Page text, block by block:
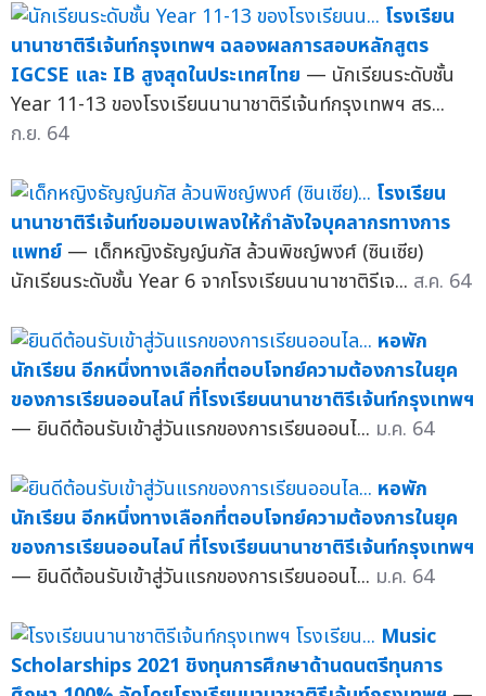
โรงเรียน
นานาชาติรีเจ้นท์กรุงเทพฯ ฉลองผลการสอบหลักสูตร
IGCSE และ IB สูงสุดในประเทศไทย — นักเรียนระดับชั้น
Year 11-13 ของโรงเรียนนานาชาติรีเจ้นท์กรุงเทพฯ สร...
ก.ย. 64
โรงเรียน
นานาชาติรีเจ้นท์ขอมอบเพลงให้กำลังใจบุคลากรทางการ
แพทย์ — เด็กหญิงธัญญ์นภัส ล้วนพิชญ์พงศ์ (ซินเซีย)
นักเรียนระดับชั้น Year 6 จากโรงเรียนนานาชาติรีเจ... ส.ค. 64
หอพัก
นักเรียน อีกหนึ่งทางเลือกที่ตอบโจทย์ความต้องการในยุค
ของการเรียนออนไลน์ ที่โรงเรียนนานาชาติรีเจ้นท์กรุงเทพฯ
— ยินดีต้อนรับเข้าสู่วันแรกของการเรียนออนไ... ม.ค. 64
หอพัก
นักเรียน อีกหนึ่งทางเลือกที่ตอบโจทย์ความต้องการในยุค
ของการเรียนออนไลน์ ที่โรงเรียนนานาชาติรีเจ้นท์กรุงเทพฯ
— ยินดีต้อนรับเข้าสู่วันแรกของการเรียนออนไ... ม.ค. 64
Music
Scholarships 2021 ชิงทุนการศึกษาด้านดนตรีทุนการ